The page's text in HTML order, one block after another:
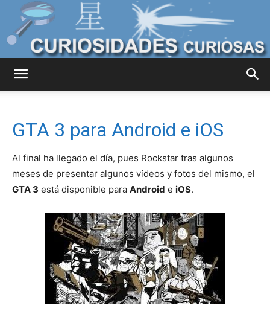
Curiosas
del
Mundo
GTA 3 para Android e iOS
Al final ha llegado el día, pues Rockstar tras algunos
meses de presentar algunos vídeos y fotos del mismo, el
GTA 3 está disponible para Android e iOS.